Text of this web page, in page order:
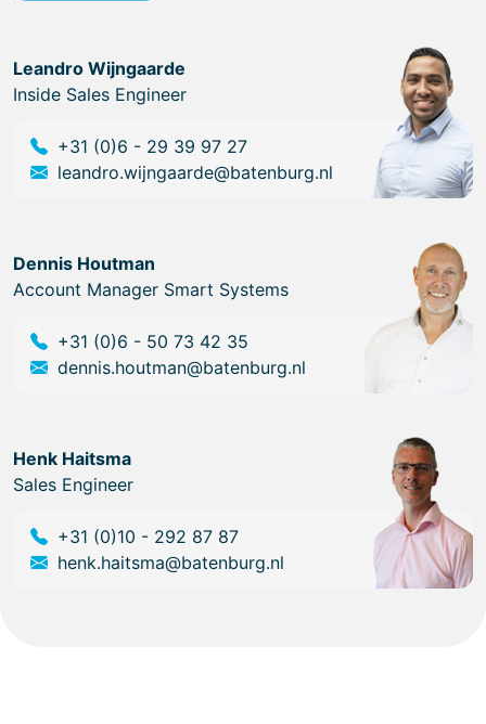
Leandro Wijngaarde
Inside Sales Engineer
+31 (0)6 - 29 39 97 27
leandro.wijngaarde@batenburg.nl
Dennis Houtman
Account Manager Smart Systems
+31 (0)6 - 50 73 42 35
dennis.houtman@batenburg.nl
Henk Haitsma
Sales Engineer
+31 (0)10 - 292 87 87
henk.haitsma@batenburg.nl